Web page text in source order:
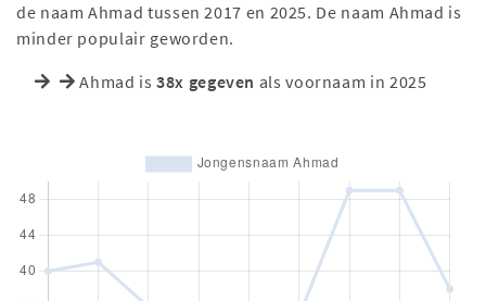
de naam Ahmad tussen 2017 en 2025. De naam Ahmad is
minder populair geworden.
Ahmad is38x gegeven als voornaam in 2025